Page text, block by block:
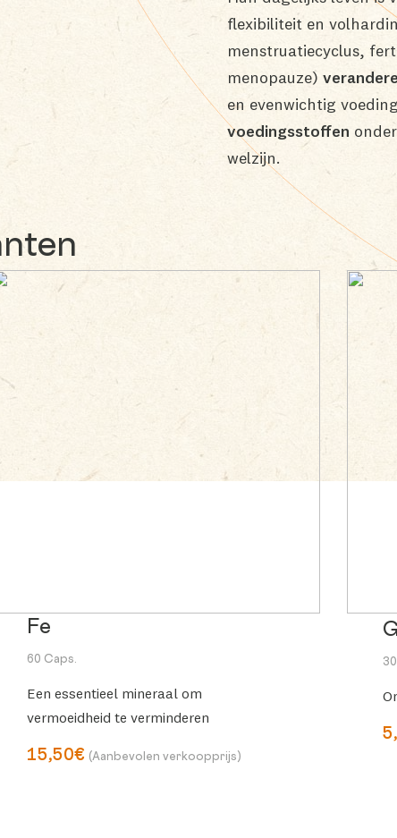
Duurzaamheid
B Corp™
Onze keurmerken
Ondersteuning &
opleiding
flexibiliteit en
menstruatiecyclus,
menopauze)
en evenwichtig
voedingsstoffen
welzijn.
Fe
60 Caps.
Een essentieel mineraal om
vermoeidheid te verminderen
15,50€ (Aanbevolen verkoopprijs)